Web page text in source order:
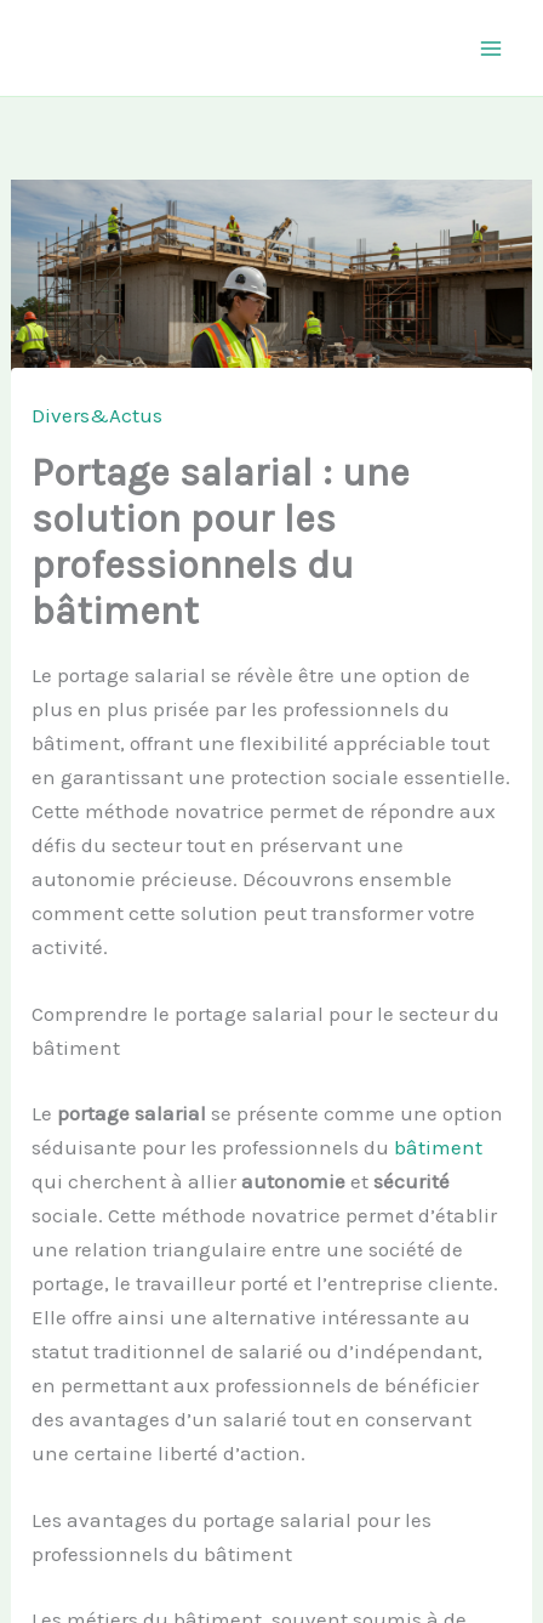
Divers&Actus
Portage salarial : une
solution pour les
professionnels du
bâtiment
Le portage salarial se révèle être une option de
plus en plus prisée par les professionnels du
bâtiment, offrant une flexibilité appréciable tout
en garantissant une protection sociale essentielle.
Cette méthode novatrice permet de répondre aux
défis du secteur tout en préservant une
autonomie précieuse. Découvrons ensemble
comment cette solution peut transformer votre
activité.
Comprendre le portage salarial pour le secteur du
bâtiment
Le portage salarial se présente comme une option
séduisante pour les professionnels du bâtiment
qui cherchent à allierautonomie etsécurité
sociale. Cette méthode novatrice permet d’établir
une relation triangulaire entre une société de
portage, le travailleur porté et l’entreprise cliente.
Elle offre ainsi une alternative intéressante au
statut traditionnel de salarié ou d’indépendant,
en permettant aux professionnels de bénéficier
des avantages d’un salarié tout en conservant
une certaine liberté d’action.
Les avantages du portage salarial pour les
professionnels du bâtiment